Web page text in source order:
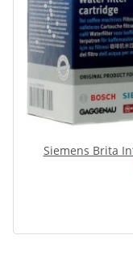
Siemens Brita